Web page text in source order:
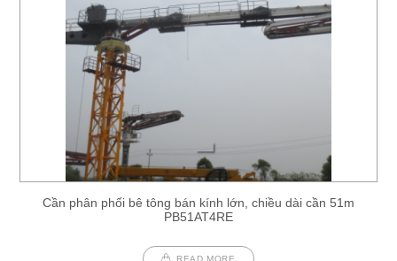
Cần phân phối bê tông bán kính lớn, chiều dài cần 51m
PB51AT4RE
READ MORE